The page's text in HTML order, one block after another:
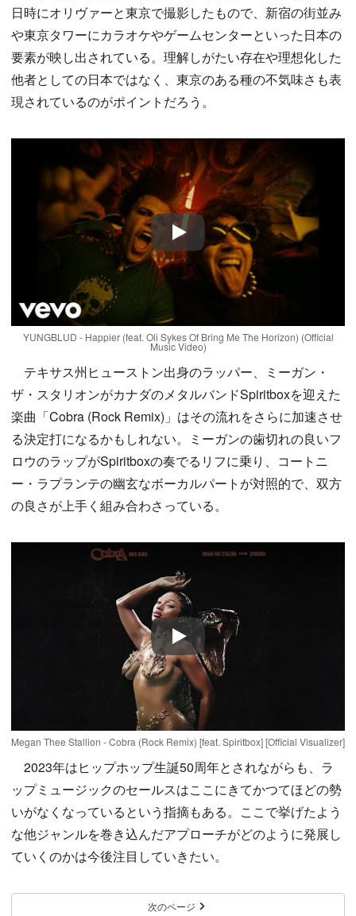
日時にオリヴァーと東京で撮影したもので、新宿の街並み
や東京タワーにカラオケやゲームセンターといった日本の
要素が映し出されている。理解しがたい存在や理想化した
他者としての日本ではなく、東京のある種の不気味さも表
現されているのがポイントだろう。
Play
YUNGBLUD - Happier (feat. Oli Sykes Of Bring Me The Horizon) (Official
Music Video)
テキサス州ヒューストン出身のラッパー、ミーガン・
ザ・スタリオンがカナダのメタルバンドSpiritboxを迎えた
楽曲「Cobra (Rock Remix)」はその流れをさらに加速させ
る決定打になるかもしれない。ミーガンの歯切れの良いフ
ロウのラップがSpiritboxの奏でるリフに乗り、コートニ
ー・ラプランテの幽玄なボーカルパートが対照的で、双方
の良さが上手く組み合わさっている。
Play
Megan Thee Stallion - Cobra (Rock Remix) [feat. Spiritbox] [Official Visualizer]
2023年はヒップホップ生誕50周年とされながらも、ラ
ップミュージックのセールスはここにきてかつてほどの勢
いがなくなっているという指摘もある。ここで挙げたよう
な他ジャンルを巻き込んだアプローチがどのように発展し
ていくのかは今後注目していきたい。
次のページ